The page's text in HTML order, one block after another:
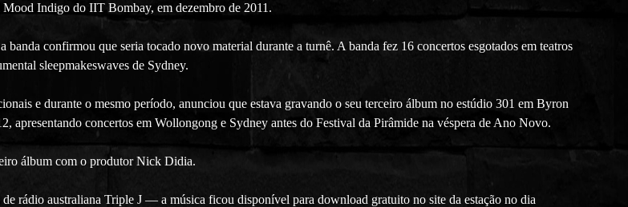
Indigo do IIT Bombay, em dezembro de 2011.
confirmou que seria tocado novo material durante a turnê. A banda fez 16 concertos esgotados em teatros
sleepmakeswaves de Sydney.
e durante o mesmo período, anunciou que estava gravando o seu terceiro álbum no estúdio 301 em Byron
apresentando concertos em Wollongong e Sydney antes do Festival da Pirâmide na véspera de Ano Novo.
álbum com o produtor Nick Didia.
rádio australiana Triple J — a música ficou disponível para download gratuito no site da estação no dia